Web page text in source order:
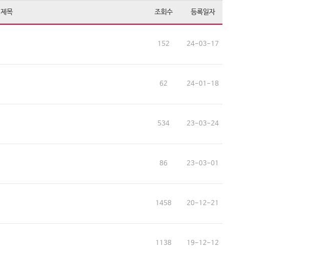
제목 조회수 등록일자
152 24-03-17
62 24-01-18
534 23-03-24
86 23-03-01
1458 20-12-21
1138 19-12-12